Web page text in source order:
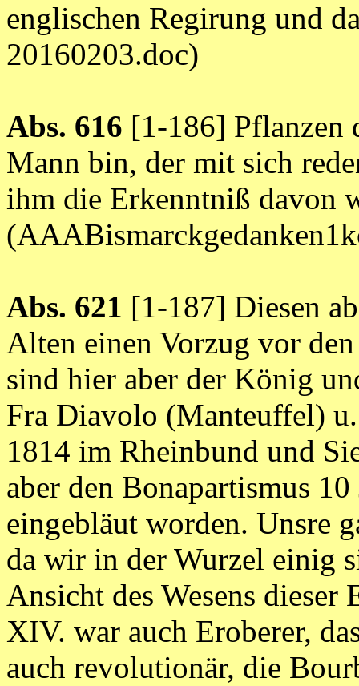
englischen Regirung und
20160203.doc)
Abs. 616 [1-186] Pflanzen
Mann bin, der mit sich
ihm die Erkenntniß davon
Abs. 621 [1-187] Diesen
Alten einen Vorzug vor
sind hier aber der König
Fra Diavolo (Manteuffel)
1814 im Rheinbund und
aber den Bonapartismus
eingebläut worden. Unsre
da wir in der Wurzel einig
Ansicht des Wesens
XIV. war auch Eroberer,
auch revolutionär, die